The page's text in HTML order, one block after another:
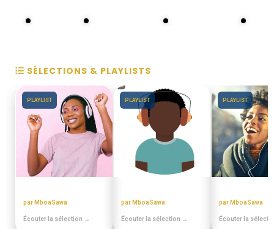
SÉLECTIONS & PLAYLISTS
PLAYLIST
par MboaSawa
Écouter la sélection →
PLAYLIST
par MboaSawa
Écouter la sélection →
PLAYLIST
par MboaSawa
Écouter la